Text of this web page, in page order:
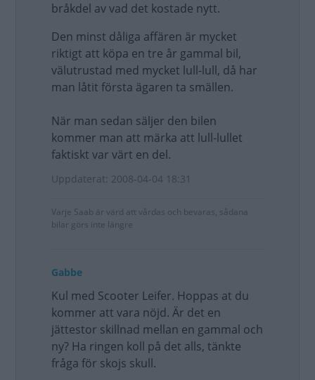
bråkdel av vad det kostade nytt.
Den minst dåliga affären är mycket
riktigt att köpa en tre år gammal bil,
välutrustad med mycket lull-lull, då har
man låtit första ägaren ta smällen.
När man sedan säljer den bilen
kommer man att märka att lull-lullet
faktiskt var värt en del.
Uppdaterat: 2008-04-04 18:31
Varje Saab är värd att vårdas och bevaras, sådana
bilar görs inte längre
Gabbe
Kul med Scooter Leifer. Hoppas at du
kommer att vara nöjd. Är det en
jättestor skillnad mellan en gammal och
ny? Ha ringen koll på det alls, tänkte
fråga för skojs skull.